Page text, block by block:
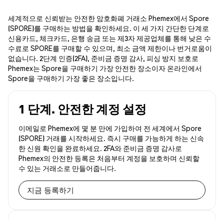
세계적으로 신뢰받는 안전한 암호화폐 거래소 Phemex에서 Spore
(SPORE)를 구매하는 방법을 확인하세요. 이 세 가지 간단한 단계로
신용카드, 체크카드, 은행 송금 또는 제3자 제공업체를 통해 낮은 수
수료로 SPORE를 구매할 수 있으며, 최소 금액 제한이나 번거로움이
없습니다. 2단계 인증(2FA), 준비금 증명 감사, 피싱 방지 보호로
Phemex는 Spore을 구매하기 가장 안전한 장소이자 온라인에서
Spore을 구매하기 가장 좋은 장소입니다.
1 단계. 안전한 계정 설정
이메일로 Phemex에 몇 분 만에 가입하여 전 세계에서 Spore
(SPORE) 거래를 시작하세요. 즉시 구매를 가능하게 하는 신속
한 신원 확인을 완료하세요. 2FA와 준비금 증명 감사로
Phemex의 안전한 등록은 처음부터 계정을 보호하며 신뢰할
수 있는 거래소로 만들어줍니다.
지금 등록하기